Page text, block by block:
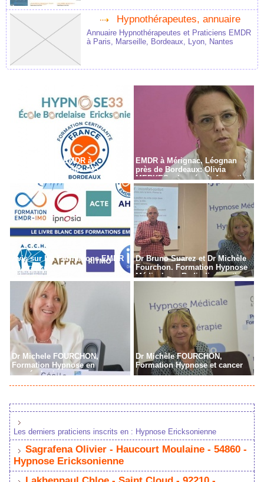
Hypnothérapeutes, annuaire
Annuaire Hypnothérapeutes et Praticiens EMDR
à Paris, Marseille, Bordeaux, Lyon, Nantes
Formation en EMDR à
Bordeaux - Gironde - 33
EMDR à Mérignac, Léognan
près de Bordeaux: Olivia
MERKES, chargée de formation
Avis sur les Formations EMDR
en France
Dr Bruno Suarez et Dr Michèle
Fourchon. Formation Hypnose
Médicale en Radiodiagnostic,
Dr Michele FOURCHON,
Formation Hypnose en
cancérologie
Dr Michèle FOURCHON,
Formation Hypnose et cancer
Les derniers praticiens inscrits en : Hypnose Ericksonienne
Sagrafena Olivier - Haucourt Moulaine - 54860 -
Hypnose Ericksonienne